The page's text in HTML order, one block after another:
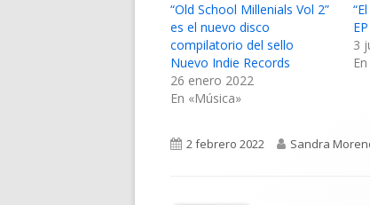
“Old School Millenials Vol 2”
es el nuevo disco
compilatorio del sello
Nuevo Indie Records
26 enero 2022
En «Música»
3
Publicado
2 febrero 2022 Autor
Sandra